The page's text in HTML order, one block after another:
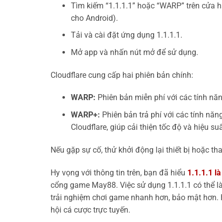
Tìm kiếm “1.1.1.1” hoặc “WARP” trên
cho Android).
Tải và cài đặt ứng dụng 1.1.1.1.
Mở app và nhấn nút mở để sử dụng.
Cloudflare cung cấp hai phiên bản chính:
WARP: Phiên bản miễn phí với các tính
WARP+: Phiên bản trả phí với các tính
Cloudflare, giúp cải thiện tốc độ và hiệu
Nếu gặp sự cố, thử khởi động lại thiết bị hoặc
Hy vọng với thông tin trên, bạn đã hiểu 1.1.1.1
cổng game May88. Việc sử dụng 1.1.1.1 có thể
trải nghiệm chơi game nhanh hơn, bảo mật
hội cá cược trực tuyến.